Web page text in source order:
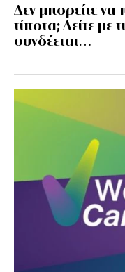
Δεν μπορείτε να
τίποτα; Δείτε με
συνδέεται…